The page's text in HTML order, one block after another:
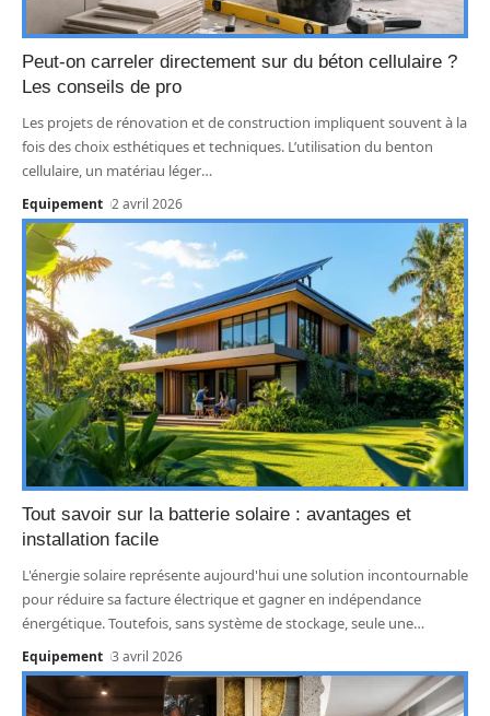
Peut-on carreler directement sur du béton cellulaire ?
Les conseils de pro
Les projets de rénovation et de construction impliquent souvent à la
fois des choix esthétiques et techniques. L’utilisation du benton
cellulaire, un matériau léger…
Equipement 2 avril 2026
Tout savoir sur la batterie solaire : avantages et
installation facile
L'énergie solaire représente aujourd'hui une solution incontournable
pour réduire sa facture électrique et gagner en indépendance
énergétique. Toutefois, sans système de stockage, seule une…
Equipement 3 avril 2026